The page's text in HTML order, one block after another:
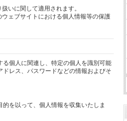
いに関して適用されます。
ェブサイトにおける個人情報等の保護
る個人に関連し、特定の個人を識別可能
レス、パスワードなどの情報およびそ
を以って、個人情報を収集いたしま